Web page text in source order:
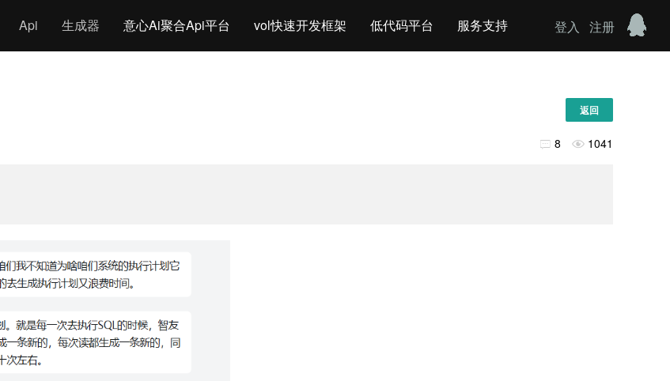
Api 生成器 意心Ai聚合Api平台 vol快速开发框架 低代码平台 服务支持 登入 注册
返回
 8  1041